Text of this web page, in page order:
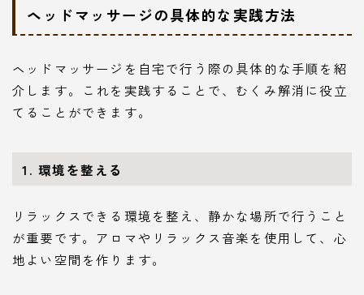
ヘッドマッサージの具体的な実践方法
ヘッドマッサージを自宅で行う際の具体的な手順を紹
介します。これを実践することで、むくみ解消に役立
てることができます。
1. 環境を整える
リラックスできる環境を整え、静かな場所で行うこと
が重要です。アロマやリラックス音楽を使用して、心
地よい空間を作ります。